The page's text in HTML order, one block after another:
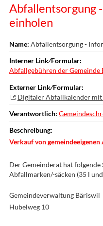
Abfallentsorgung
einholen
Name: Abfallentsorgung -
Interner Link⁄Formular:
Abfallgebühren der Gemeinde
Externer Link⁄Formular:
Digitaler Abfallkalender
Verantwortlich:
Beschreibung:
Verkauf von
Der Gemeinderat hat
Abfallmarken/-säcken (35 l
Gemeindeverwaltung Bäriswil
Hubelweg 10